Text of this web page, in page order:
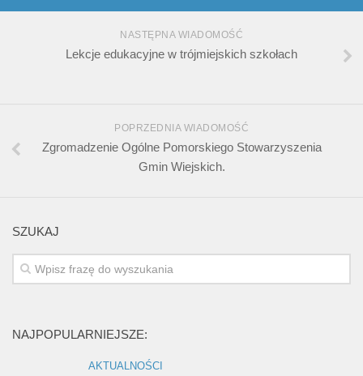
NASTĘPNA WIADOMOŚĆ
Lekcje edukacyjne w trójmiejskich szkołach
POPRZEDNIA WIADOMOŚĆ
Zgromadzenie Ogólne Pomorskiego Stowarzyszenia
Gmin Wiejskich.
SZUKAJ
NAJPOPULARNIEJSZE:
AKTUALNOŚCI